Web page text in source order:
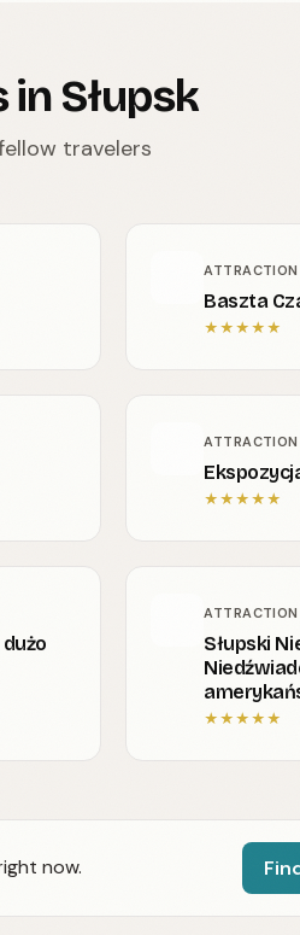
Słupsk
travelers
ATTRACTION
Baszta
★★★★★
ATTRACTION
★★★★★
ATTRACTION
Słupski
★★★★★
now.